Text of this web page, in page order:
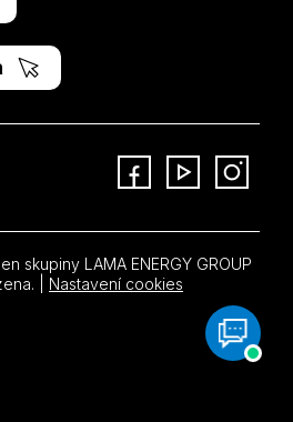
skupiny LAMA ENERGY GROUP
| Nastavení cookies